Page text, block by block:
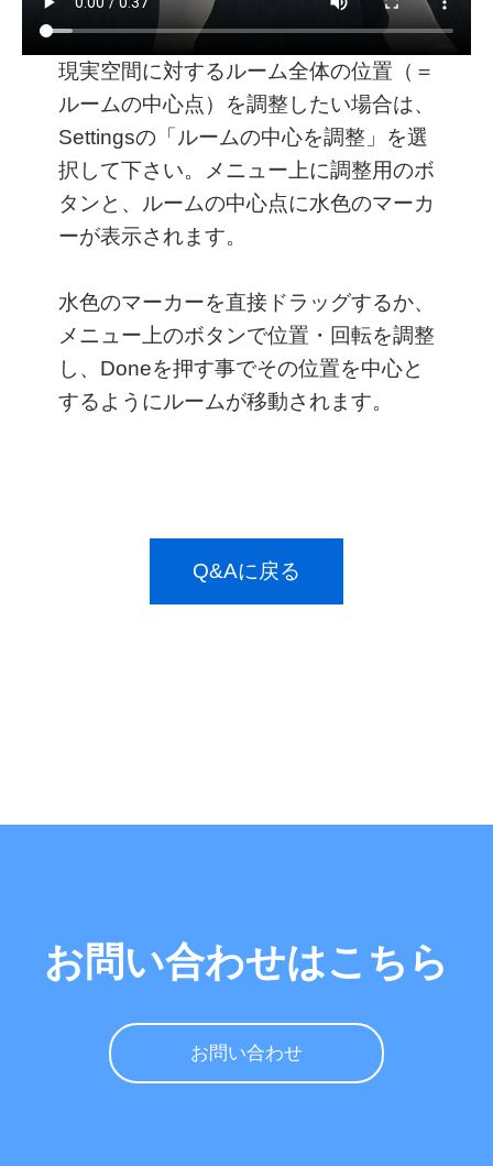
現実空間に対するルーム全体の位置（＝
ルームの中心点）を調整したい場合は、
Settingsの「ルームの中心を調整」を選
択して下さい。メニュー上に調整用のボ
タンと、ルームの中心点に水色のマーカ
ーが表示されます。
水色のマーカーを直接ドラッグするか、
メニュー上のボタンで位置・回転を調整
し、Doneを押す事でその位置を中心と
するようにルームが移動されます。
Q&Aに戻る
お問い合わせはこちら
お問い合わせ